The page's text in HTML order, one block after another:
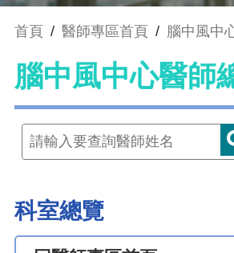
首頁 / 醫師專區首頁 / 腦中風中
腦中風中心醫師
科室總覽